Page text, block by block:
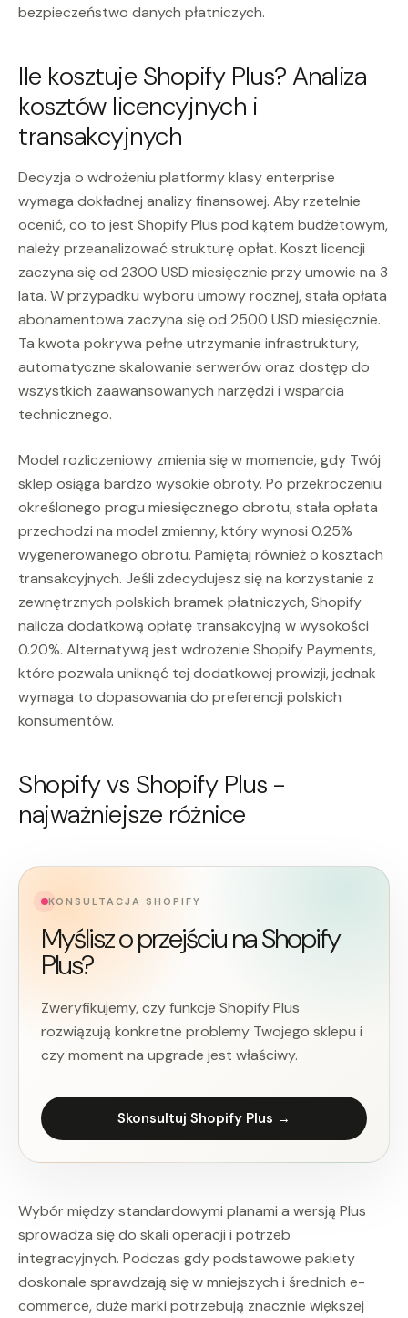
bezpieczeństwo danych płatniczych.
Ile kosztuje Shopify Plus? Analiza
kosztów licencyjnych i
transakcyjnych
Decyzja o wdrożeniu platformy klasy enterprise
wymaga dokładnej analizy finansowej. Aby rzetelnie
ocenić, co to jest Shopify Plus pod kątem budżetowym,
należy przeanalizować strukturę opłat. Koszt licencji
zaczyna się od 2300 USD miesięcznie przy umowie na 3
lata. W przypadku wyboru umowy rocznej, stała opłata
abonamentowa zaczyna się od 2500 USD miesięcznie.
Ta kwota pokrywa pełne utrzymanie infrastruktury,
automatyczne skalowanie serwerów oraz dostęp do
wszystkich zaawansowanych narzędzi i wsparcia
technicznego.
Model rozliczeniowy zmienia się w momencie, gdy Twój
sklep osiąga bardzo wysokie obroty. Po przekroczeniu
określonego progu miesięcznego obrotu, stała opłata
przechodzi na model zmienny, który wynosi 0.25%
wygenerowanego obrotu. Pamiętaj również o kosztach
transakcyjnych. Jeśli zdecydujesz się na korzystanie z
zewnętrznych polskich bramek płatniczych, Shopify
nalicza dodatkową opłatę transakcyjną w wysokości
0.20%. Alternatywą jest wdrożenie Shopify Payments,
które pozwala uniknąć tej dodatkowej prowizji, jednak
wymaga to dopasowania do preferencji polskich
konsumentów.
Shopify vs Shopify Plus -
najważniejsze różnice
KONSULTACJA SHOPIFY
Myślisz o przejściu na Shopify
Plus?
Zweryfikujemy, czy funkcje Shopify Plus
rozwiązują konkretne problemy Twojego sklepu i
czy moment na upgrade jest właściwy.
Skonsultuj Shopify Plus →
Wybór między standardowymi planami a wersją Plus
sprowadza się do skali operacji i potrzeb
integracyjnych. Podczas gdy podstawowe pakiety
doskonale sprawdzają się w mniejszych i średnich e-
commerce, duże marki potrzebują znacznie większej